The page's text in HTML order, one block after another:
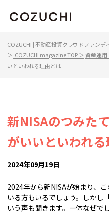
COZUCHI | 不動産投資クラウドファンデ
＞ COZUCHI magazine TOP ＞ 資産運用
いといわれる理由とは
新NISAのつみた
がいいといわれ
2024年09月19日
2024年から新NISAが始まり、
いる方もいるでしょう。しかし
いう声も聞きます。一体なぜで